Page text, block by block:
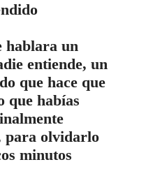
hablara un
entiende, un
que hace que
que habías
para olvidarlo
minutos